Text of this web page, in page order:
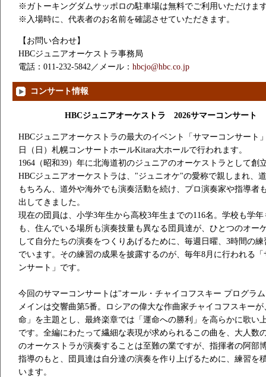
※ガトーキングダムサッポロの駐車場は無料でご利用いただけま
※入場時に、代表者のお名前を確認させていただきます。
【お問い合わせ】
HBCジュニアオーケストラ事務局
電話：011-232-5842／メール： hbcjo@hbc.co.jp
コンサート情報
HBCジュニアオーケストラ 2026サマーコンサート
HBCジュニアオーケストラの最大のイベント「サマーコンサート
日（日）札幌コンサートホールKitara大ホールで行われます。
1964（昭和39）年に北海道初のジュニアのオーケストラとして創
HBCジュニアオーケストラは、"ジュニオケ"の愛称で親しまれ、
もちろん、道外や海外でも演奏活動を続け、プロ演奏家や指導者
出してきました。
現在の団員は、小学3年生から高校3年生までの116名。学校も学年
も、住んでいる場所も演奏技量も異なる団員達が、ひとつのオー
して自分たちの演奏をつくりあげるために、毎週日曜、3時間の練
でいます。その練習の成果を披露するのが、毎年8月に行われる「
ンサート」です。
今回のサマーコンサートは"オール・チャイコフスキー プログラ
メインは交響曲第5番。ロシアの偉大な作曲家チャイコフスキーが
命」を主題とし、最終楽章では「運命への勝利」を高らかに歌い
です。全編にわたって繊細な表現が求められるこの曲を、大人数
のオーケストラが演奏することは至難の業ですが、指揮者の阿部
指導のもと、団員達は自分達の演奏を作り上げるために、練習を
います。